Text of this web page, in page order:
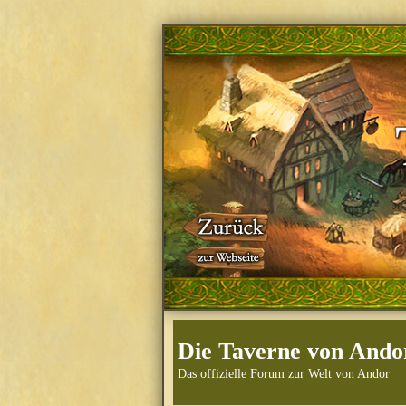
Die Taverne von
Das offizielle Forum zur Welt von Andor